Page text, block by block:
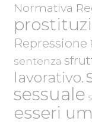
Normativa
Repressione
sentenza
lavorativo.
sessuale
esseri